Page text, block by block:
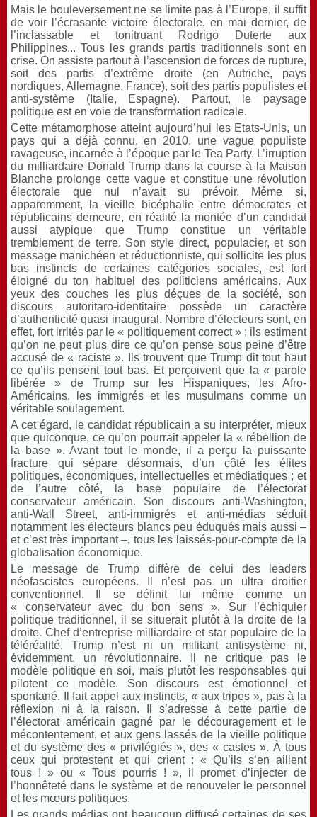
Mais le bouleversement ne se limite pas à l’Europe, il suffit
de voir l’écrasante victoire électorale, en mai dernier, de
l’inclassable et tonitruant Rodrigo Duterte aux
Philippines... Tous les grands partis traditionnels sont en
crise. On assiste partout à l’ascension de forces de rupture,
soit des partis d’extrême droite (en Autriche, pays
nordiques, Allemagne, France), soit des partis populistes et
anti-système (Italie, Espagne). Partout, le paysage
politique est en voie de transformation radicale.
Cette métamorphose atteint aujourd’hui les Etats-Unis, un
pays qui a déjà connu, en 2010, une vague populiste
ravageuse, incarnée à l’époque par le Tea Party. L’irruption
du milliardaire Donald Trump dans la course à la Maison
Blanche prolonge cette vague et constitue une révolution
électorale que nul n’avait su prévoir. Même si,
apparemment, la vieille bicéphalie entre démocrates et
républicains demeure, en réalité la montée d’un candidat
aussi atypique que Trump constitue un véritable
tremblement de terre. Son style direct, populacier, et son
message manichéen et réductionniste, qui sollicite les plus
bas instincts de certaines catégories sociales, est fort
éloigné du ton habituel des politiciens américains. Aux
yeux des couches les plus déçues de la société, son
discours autoritaro-identitaire possède un caractère
d’authenticité quasi inaugural. Nombre d’électeurs sont, en
effet, fort irrités par le « politiquement correct » ; ils estiment
qu’on ne peut plus dire ce qu’on pense sous peine d’être
accusé de « raciste ». Ils trouvent que Trump dit tout haut
ce qu’ils pensent tout bas. Et perçoivent que la « parole
libérée » de Trump sur les Hispaniques, les Afro-
Américains, les immigrés et les musulmans comme un
véritable soulagement.
A cet égard, le candidat républicain a su interpréter, mieux
que quiconque, ce qu’on pourrait appeler la « rébellion de
la base ». Avant tout le monde, il a perçu la puissante
fracture qui sépare désormais, d’un côté les élites
politiques, économiques, intellectuelles et médiatiques ; et
de l’autre côté, la base populaire de l’électorat
conservateur américain. Son discours anti-Washington,
anti-Wall Street, anti-immigrés et anti-médias séduit
notamment les électeurs blancs peu éduqués mais aussi –
et c’est très important –, tous les laissés-pour-compte de la
globalisation économique.
Le message de Trump diffère de celui des leaders
néofascistes européens. Il n’est pas un ultra droitier
conventionnel. Il se définit lui même comme un
« conservateur avec du bon sens ». Sur l’échiquier
politique traditionnel, il se situerait plutôt à la droite de la
droite. Chef d’entreprise milliardaire et star populaire de la
téléréalité, Trump n’est ni un militant antisystème ni,
évidemment, un révolutionnaire. Il ne critique pas le
modèle politique en soi, mais plutôt les responsables qui
pilotent ce modèle. Son discours est émotionnel et
spontané. Il fait appel aux instincts, « aux tripes », pas à la
réflexion ni à la raison. Il s’adresse à cette partie de
l’électorat américain gagné par le découragement et le
mécontentement, et aux gens lassés de la vieille politique
et du système des « privilégiés », des « castes ». À tous
ceux qui protestent et qui crient : « Qu’ils s’en aillent
tous ! » ou « Tous pourris ! », il promet d’injecter de
l’honnêteté dans le système et de renouveler le personnel
et les mœurs politiques.
Les grands médias ont beaucoup diffusé certaines de ses